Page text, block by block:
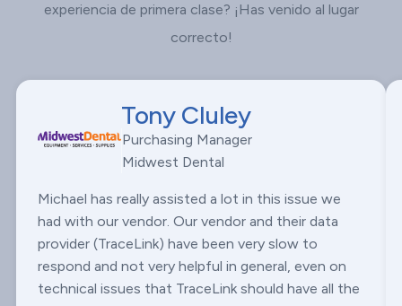
experiencia de primera clase? ¡Has venido al lugar
correcto!
Tony Cluley
Purchasing Manager
Midwest Dental
Michael has really assisted a lot in this issue we
had with our vendor. Our vendor and their data
provider (TraceLink) have been very slow to
respond and not very helpful in general, even on
technical issues that TraceLink should have all the